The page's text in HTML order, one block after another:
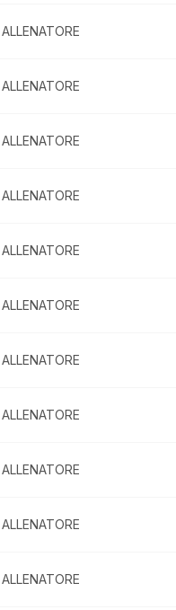
ALLENATORE
ALLENATORE
ALLENATORE
ALLENATORE
ALLENATORE
ALLENATORE
ALLENATORE
ALLENATORE
ALLENATORE
ALLENATORE
ALLENATORE